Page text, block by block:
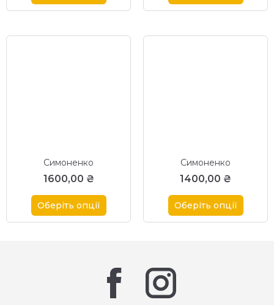
Cимоненко
1600,00 ₴
Оберіть опції
Cимоненко
1400,00 ₴
Оберіть опції